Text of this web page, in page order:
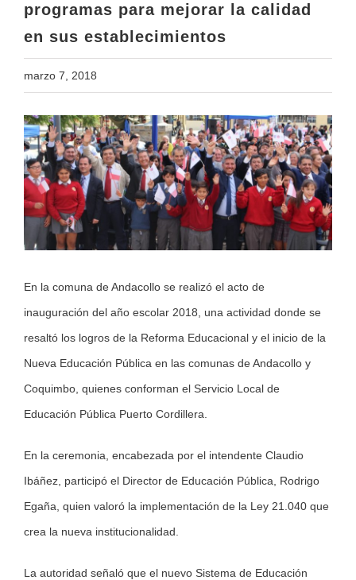
programas para mejorar la calidad
en sus establecimientos
marzo 7, 2018
View
Larger
Image
En la comuna de Andacollo se realizó el acto de
inauguración del año escolar 2018, una actividad donde se
resaltó los logros de la Reforma Educacional y el inicio de la
Nueva Educación Pública en las comunas de Andacollo y
Coquimbo, quienes conforman el Servicio Local de
Educación Pública Puerto Cordillera.
En la ceremonia, encabezada por el intendente Claudio
Ibáñez, participó el Director de Educación Pública, Rodrigo
Egaña, quien valoró la implementación de la Ley 21.040 que
crea la nueva institucionalidad.
La autoridad señaló que el nuevo Sistema de Educación